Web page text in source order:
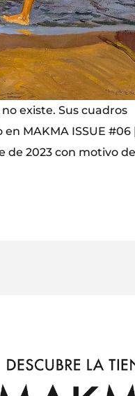
existe. Sus cuadros
MAKMA ISSUE #06 |
de 2023 con motivo